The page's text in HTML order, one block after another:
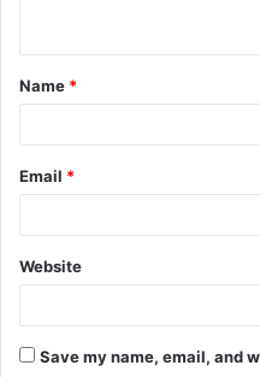
t
*
Name *
Email *
Website
Save my name, email, and